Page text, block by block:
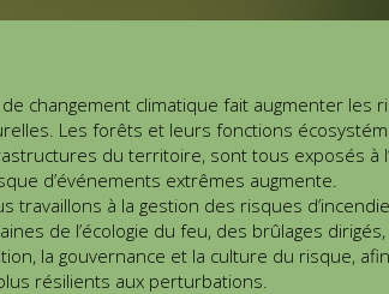
changement climatique fait augmenter les
Les forêts et leurs fonctions
du territoire, sont tous exposés à
d’événements extrêmes augmente.
travaillons à la gestion des risques
de l’écologie du feu, des brûlages
la gouvernance et la culture du risque,
résilients aux perturbations.